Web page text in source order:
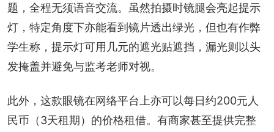
题，全程无须语音交流。虽然拍摄时镜腿会亮起提示
灯，特定角度下亦能看到镜片透出绿光，但也有作弊
学生称，提示灯可用几元的遮光贴遮挡，漏光则以头
发掩盖并避免与监考老师对视。
此外，这款眼镜在网络平台上亦可以每日约200元人
民币（3天租期）的价格租借。有商家甚至提供完整